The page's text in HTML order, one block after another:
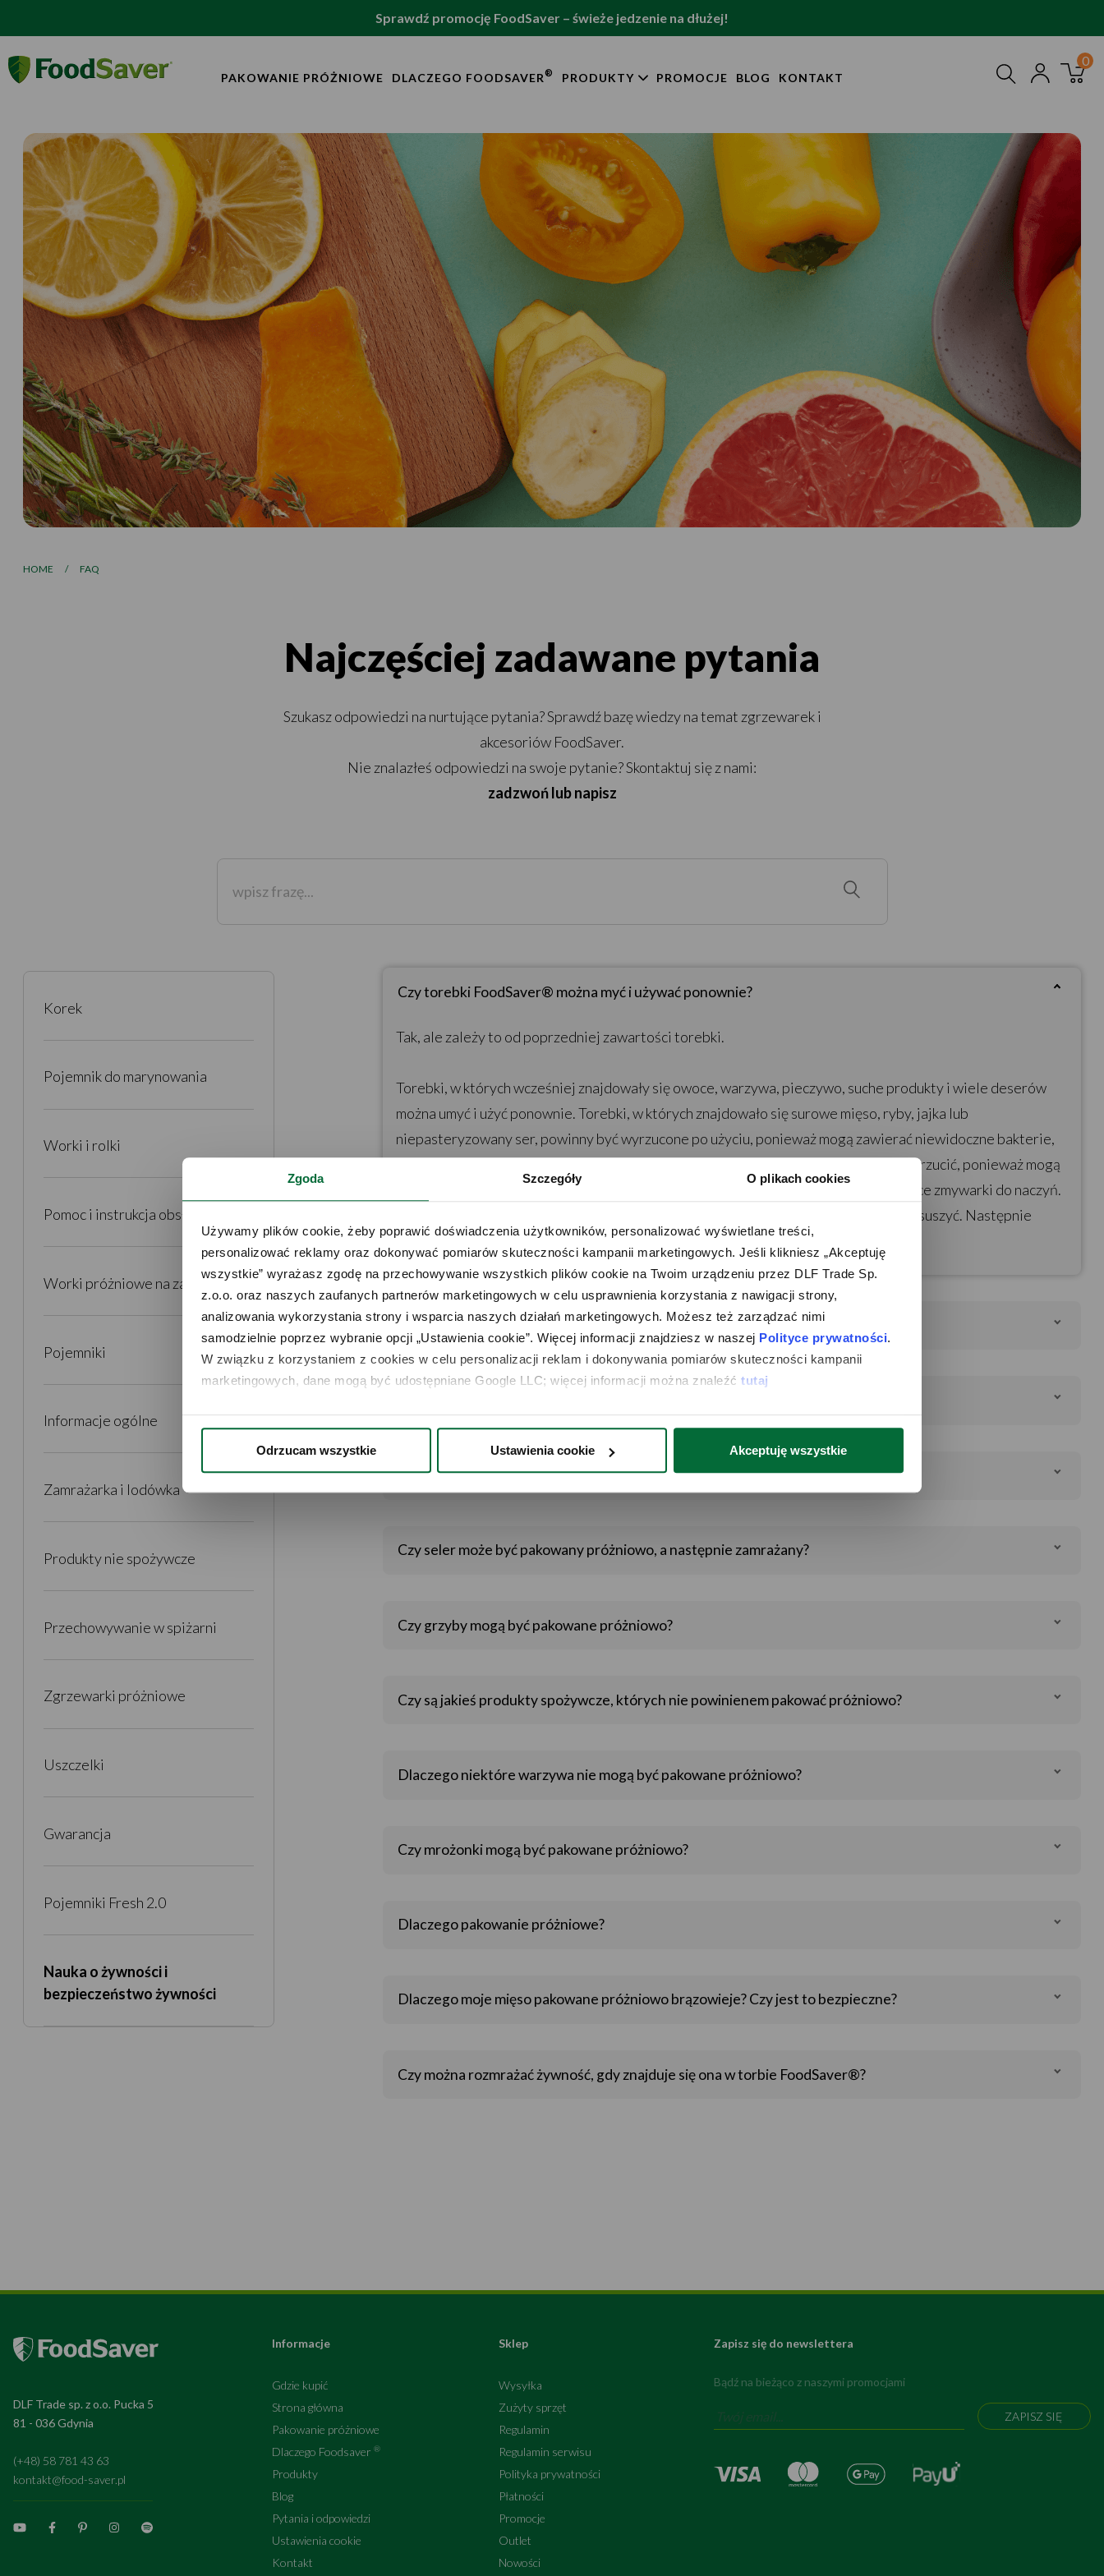
Zgoda Szczegóły O plikach cookies
Używamy plików cookie, żeby poprawić doświadczenia użytkowników, personalizować wyświetlane treści,
personalizować reklamy oraz dokonywać pomiarów skuteczności kampanii marketingowych. Jeśli klikniesz „Akceptuję
wszystkie” wyrażasz zgodę na przechowywanie wszystkich plików cookie na Twoim urządzeniu przez DLF Trade Sp.
z.o.o. oraz naszych zaufanych partnerów marketingowych w celu usprawnienia korzystania z nawigacji strony,
analizowania wykorzystania strony i wsparcia naszych działań marketingowych. Możesz też zarządzać nimi
samodzielnie poprzez wybranie opcji „Ustawienia cookie”. Więcej informacji znajdziesz w naszej Polityce prywatności.
W związku z korzystaniem z cookies w celu personalizacji reklam i dokonywania pomiarów skuteczności kampanii
marketingowych, dane mogą być udostępniane Google LLC; więcej informacji można znaleźć tutaj
Odrzucam wszystkie Ustawienia cookie Akceptuję wszystkie
Sprawdź promocję FoodSaver – świeże jedzenie na dłużej!
PAKOWANIE PRÓŻNIOWE DLACZEGO FOODSAVER® PRODUKTY PROMOCJE BLOG KONTAKT
HOME / FAQ
Najczęściej zadawane pytania
Szukasz odpowiedzi na nurtujące pytania? Sprawdź bazę wiedzy na temat zgrzewarek i
akcesoriów FoodSaver.
Nie znalazłeś odpowiedzi na swoje pytanie? Skontaktuj się z nami:
zadzwoń lub napisz
Korek
Pojemnik do marynowania
Worki i rolki
Pomoc i instrukcja obsługi
Worki próżniowe na zamek
Pojemniki
Informacje ogólne
Zamrażarka i lodówka
Produkty nie spożywcze
Przechowywanie w spiżarni
Zgrzewarki próżniowe
Uszczelki
Gwarancja
Pojemniki Fresh 2.0
Nauka o żywności i
bezpieczeństwo żywności
Czy torebki FoodSaver® można myć i używać ponownie?
Tak, ale zależy to od poprzedniej zawartości torebki.
Torebki, w których wcześniej znajdowały się owoce, warzywa, pieczywo, suche produkty i wiele deserów
można umyć i użyć ponownie. Torebki, w których znajdowało się surowe mięso, ryby, jajka lub
niepasteryzowany ser, powinny być wyrzucone po użyciu, ponieważ mogą zawierać niewidoczne bakterie,
które pozostaną po umyciu. Torebki z tłustą lub oleistą żywnością również należy wyrzucić, ponieważ mogą
być trudne do czyszczenia. Torebki FoodSaver® można myć ręcznie lub w górnej półce zmywarki do naczyń.
Użyj drewnianej klamerki lub klipsa, aby utrzymać torebki na miejscu. Całkowicie wysuszyć. Następnie
można je ponownie użyć.
Czy gotowana żywność może być pakowana próżniowo?
Czy pomidory mogą być pakowane próżniowo?
Czy seler może być pakowany próżniowo, a następnie zamrażany?
Czy grzyby mogą być pakowane próżniowo?
Czy są jakieś produkty spożywcze, których nie powinienem pakować próżniowo?
Dlaczego niektóre warzywa nie mogą być pakowane próżniowo?
Czy mrożonki mogą być pakowane próżniowo?
Dlaczego pakowanie próżniowe?
Dlaczego moje mięso pakowane próżniowo brązowieje? Czy jest to bezpieczne?
Czy można rozmrażać żywność, gdy znajduje się ona w torbie FoodSaver®?
DLF Trade sp. z o.o. Pucka 5
81 - 036 Gdynia
(+48) 58 781 43 63
kontakt@food-saver.pl
Informacje
Gdzie kupić
Strona główna
Pakowanie próżniowe
Dlaczego Foodsaver ®
Produkty
Blog
Pytania i odpowiedzi
Ustawienia cookie
Kontakt
Sklep
Wysyłka
Zużyty sprzęt
Regulamin
Regulamin serwisu
Polityka prywatności
Płatności
Promocje
Outlet
Nowości
Zapisz się do newslettera
Bądź na bieżąco z naszymi promocjami
ZAPISZ SIĘ